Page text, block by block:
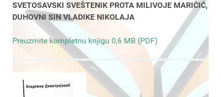
SVETOSAVSKI SVEŠTENIK PROTA MILIVOJE MARIČIĆ,
DUHOVNI SIN VLADIKE NIKOLAJA
Preuzmite kompletnu knjigu 0,6 MB (PDF)